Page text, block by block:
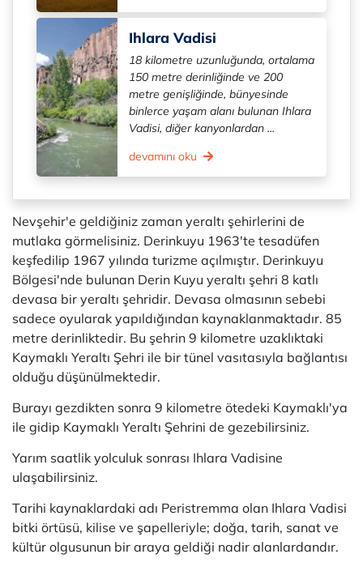
Ihlara Vadisi
18 kilometre uzunluğunda, ortalama
150 metre derinliğinde ve 200
metre genişliğinde, bünyesinde
binlerce yaşam alanı bulunan Ihlara
Vadisi, diğer kanyonlardan ...
devamını oku
Nevşehir'e geldiğiniz zaman yeraltı şehirlerini de
mutlaka görmelisiniz. Derinkuyu 1963'te tesadüfen
keşfedilip 1967 yılında turizme açılmıştır. Derinkuyu
Bölgesi'nde bulunan Derin Kuyu yeraltı şehri 8 katlı
devasa bir yeraltı şehridir. Devasa olmasının sebebi
sadece oyularak yapıldığından kaynaklanmaktadır. 85
metre derinliktedir. Bu şehrin 9 kilometre uzaklıktaki
Kaymaklı Yeraltı Şehri ile bir tünel vasıtasıyla bağlantısı
olduğu düşünülmektedir.
Burayı gezdikten sonra 9 kilometre ötedeki Kaymaklı'ya
ile gidip Kaymaklı Yeraltı Şehrini de gezebilirsiniz.
Yarım saatlik yolculuk sonrası Ihlara Vadisine
ulaşabilirsiniz.
Tarihi kaynaklardaki adı Peristremma olan Ihlara Vadisi
bitki örtüsü, kilise ve şapelleriyle; doğa, tarih, sanat ve
kültür olgusunun bir araya geldiği nadir alanlardandır.